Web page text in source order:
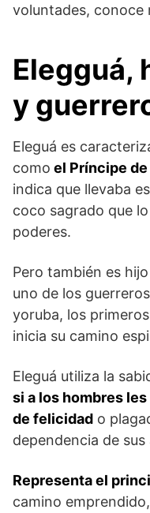
voluntades, conoce
Elegguá,
y
Eleguá es
como el Príncipe de
indica que llevaba
coco sagrado que
poderes.
Pero también es
uno de los
yoruba, los
inicia su camino
Eleguá utiliza la
si a los hombres
de felicidad o
dependencia de
Representa el
camino